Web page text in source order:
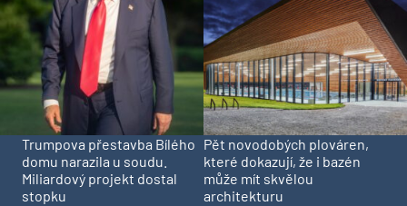
Trumpova přestavba Bílého
domu narazila u soudu.
Miliardový projekt dostal
stopku
Pět novodobých plováren,
které dokazují, že i bazén
může mít skvělou
architekturu